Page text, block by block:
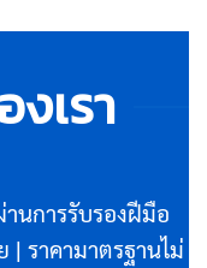
เรา
นการรับรองฝีมือ
| ราคามาตรฐานไม่